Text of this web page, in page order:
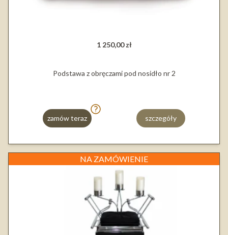
1 250,00 zł
Podstawa z obręczami pod nosidło nr 2
zamów teraz szczegóły
NA ZAMÓWIENIE